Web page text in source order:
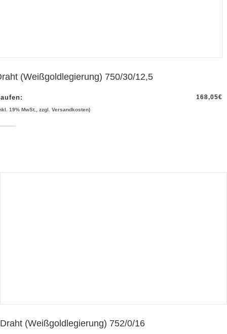
(Weißgoldlegierung) 750/30/12,5
168,05€
19% MwSt., zzgl. Versandkosten)
Draht (Weißgoldlegierung) 752/0/16